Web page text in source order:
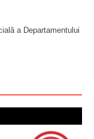
a Departamentului